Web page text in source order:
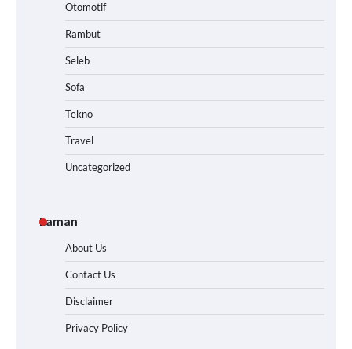
Otomotif
Rambut
Seleb
Sofa
Tekno
Travel
Uncategorized
Laman
About Us
Contact Us
Disclaimer
Privacy Policy